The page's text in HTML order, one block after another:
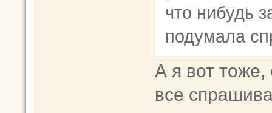
что нибудь
подумала
А я вот
все